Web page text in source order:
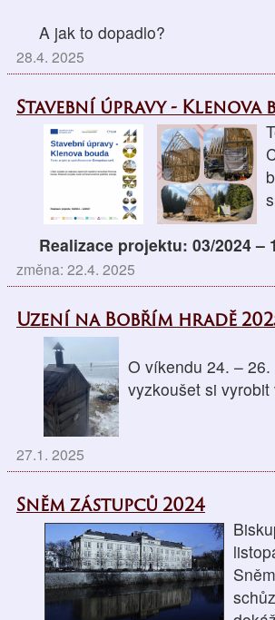
A jak to dopadlo?
28.4. 2025
Stavební úpravy - Klenova
Realizace projektu: 03/2024 –
změna: 22.4. 2025
Uzení na Bobřím hradě
O víkendu 24. –
vyzkoušet si
27.1. 2025
Sněm zástupců 2024